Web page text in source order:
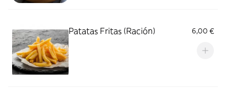
Patatas Fritas (Ración) 6,00 €